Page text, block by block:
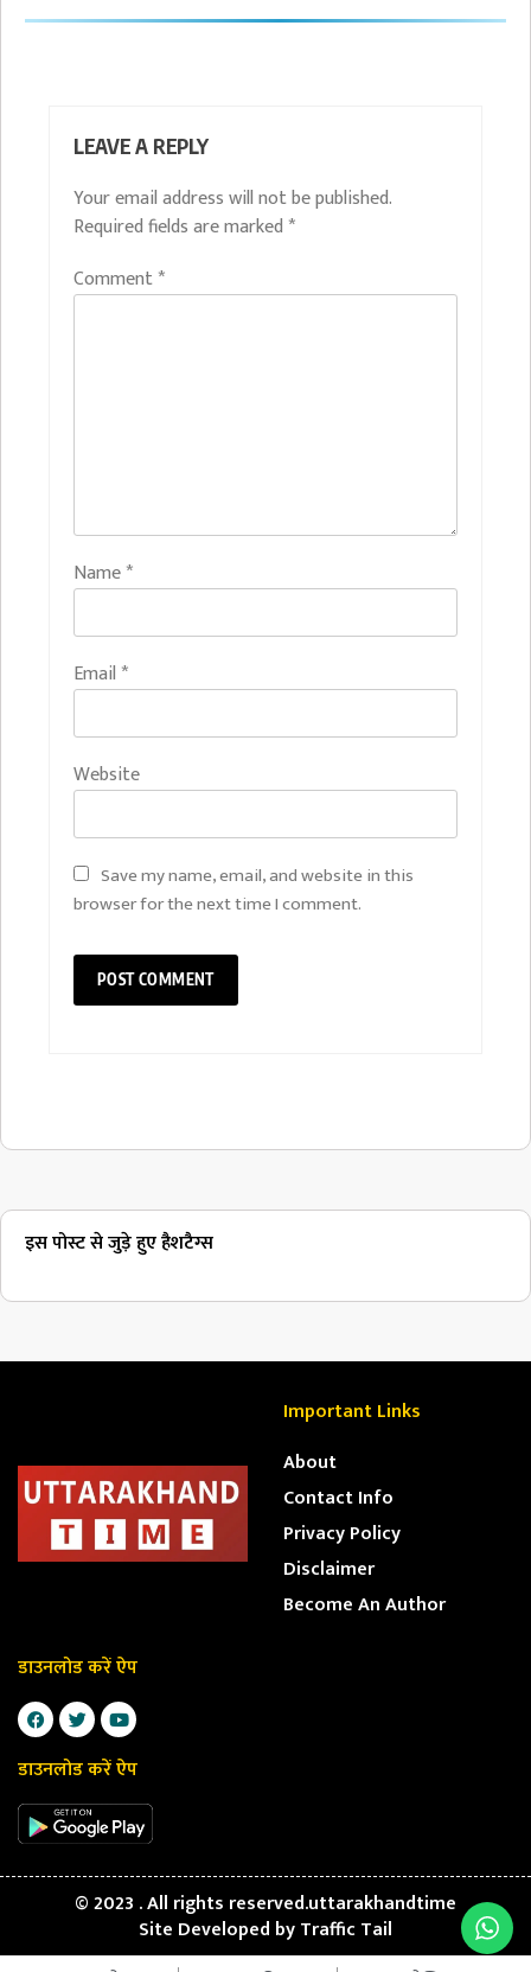
LEAVE A REPLY
Your email address will not be published.
Required fields are marked *
Comment*
Name*
Email *
Website
Save my name, email, and website in this
browser for the next time I comment.
इस पोस्ट से जुड़े हुए हैशटैग्स
Important Links
About
Contact Info
Privacy Policy
Disclaimer
Become An Author
डाउनलोड करें ऐप
डाउनलोड करें ऐप
© 2023 . All rights reserved.uttarakhandtime
Site Developed byTraffic Tail